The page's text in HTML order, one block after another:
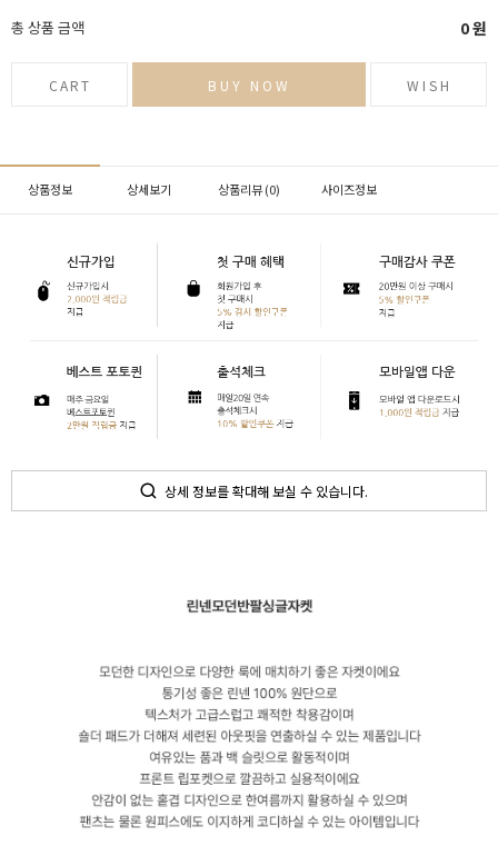
총 상품 금액 0원
CART BUY NOW WISH
상품정보 상세보기 상품리뷰 (0) 사이즈정보
상세 정보를 확대해 보실 수 있습니다.